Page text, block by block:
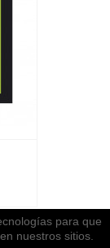
para que
nuestros sitios.